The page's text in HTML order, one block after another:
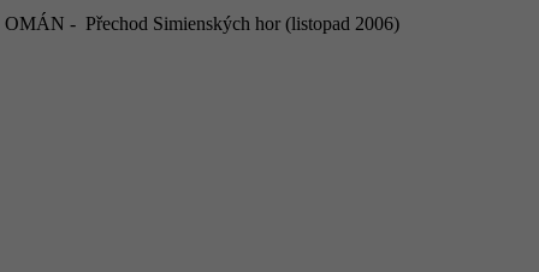
OMÁN - Přechod Simienských hor (listopad 2006)